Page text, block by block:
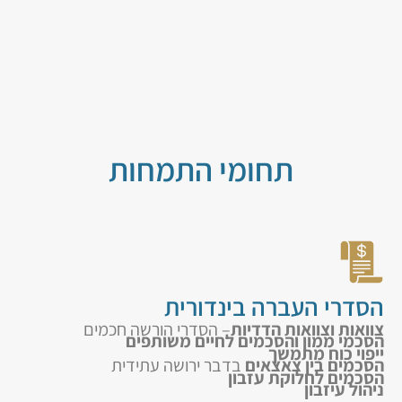
תחומי התמחות
הסדרי העברה בינדורית
צוואות וצוואות הדדיות– הסדרי הורשה חכמים
הסכמי ממון והסכמים לחיים משותפים
ייפוי כוח מתמשך
הסכמים בין צאצאים בדבר ירושה עתידית
הסכמים לחלוקת עזבון
ניהול עיזבון